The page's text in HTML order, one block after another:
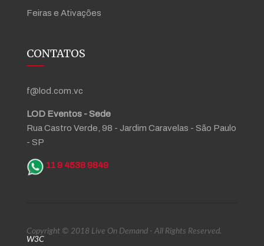
Feiras e Ativações
CONTATOS
f@lod.com.vc
LOD Eventos - Sede
Rua Castro Verde, 98 - Jardim Caravelas - São Paulo
- SP
11 9 4538 9849
Copyright © 2018 Live On Demand - All Rights Reserved.
W3C